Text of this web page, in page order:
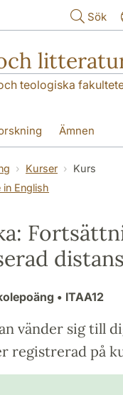
Sök
teologiska
Ämnen
Institutionen
svenska
Kurser
Kurs
English
• ITAA12
vänder sig till
registrerad på